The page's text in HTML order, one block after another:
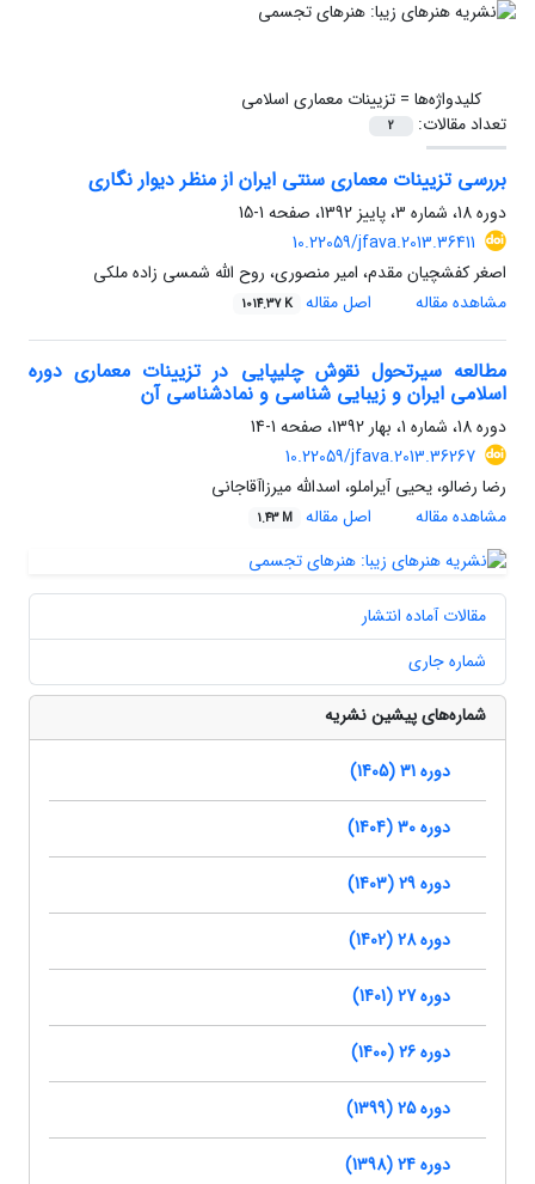
کلیدواژه‌ها =تزیینات معماری اسلامی
تعداد مقالات:
2
بررسی تزیینات معماری سنتی ایران از منظر دیوار نگاری
دوره 18، شماره 3، پاییز 1392، صفحه
1-15
10.22059/jfava.2013.36411
اصغر کفشچیان مقدم، امیر منصوری، روح الله شمسی زاده ملکی
مشاهده مقاله
اصل مقاله 1014.37 K
مطالعه سیرتحول نقوش چلیپایی در تزیینات معماری دوره
اسلامی ایران و زیبایی شناسی و نمادشناسی آن
دوره 18، شماره 1، بهار 1392، صفحه
1-14
10.22059/jfava.2013.36267
رضا رضالو، یحیی آیراملو، اسدالله میرزاآقاجانی
مشاهده مقاله
اصل مقاله 1.43 M
مقالات آماده انتشار
شماره جاری
شماره‌های پیشین نشریه
دوره 31 (1405)
دوره 30 (1404)
دوره 29 (1403)
دوره 28 (1402)
دوره 27 (1401)
دوره 26 (1400)
دوره 25 (1399)
دوره 24 (1398)